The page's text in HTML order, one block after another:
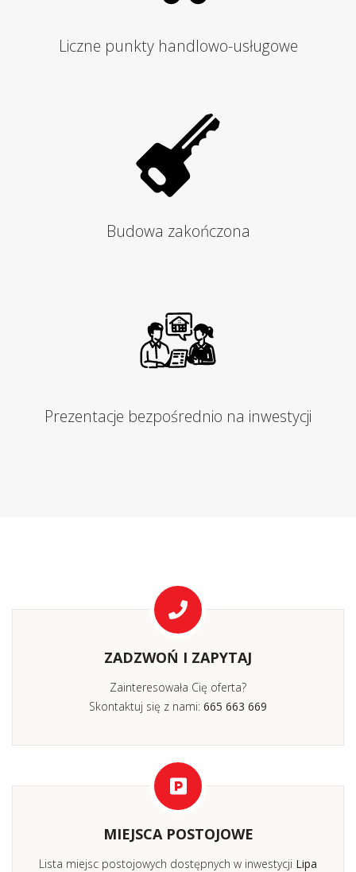
Liczne punkty handlowo-usługowe
Budowa zakończona
Prezentacje bezpośrednio na inwestycji
ZADZWOŃ I ZAPYTAJ
Zainteresowała Cię oferta?
Skontaktuj się z nami: 665 663 669
MIEJSCA POSTOJOWE
Lista miejsc postojowych dostępnych w inwestycji Lipa